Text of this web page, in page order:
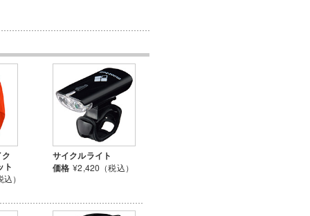
ト
）
サイクルライト
価格 ¥2,420（税込）